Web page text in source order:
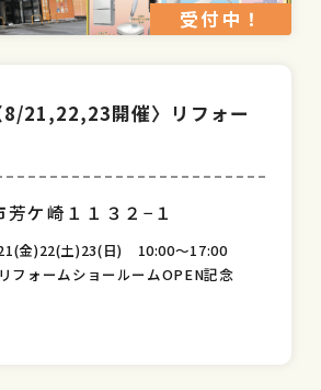
受付中！
8/21,22,23開催〉リフォー
芳ケ崎１１３２−１
金)22(土)23(日) 10:00〜17:00
フォームショールームOPEN記念